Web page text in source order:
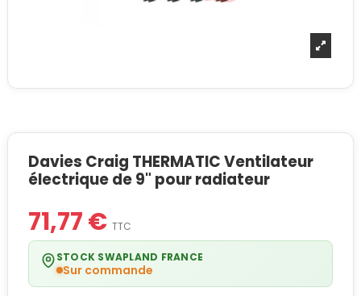
Davies Craig THERMATIC Ventilateur
électrique de 9" pour radiateur
71,77 € TTC
STOCK SWAPLAND FRANCE
Sur commande